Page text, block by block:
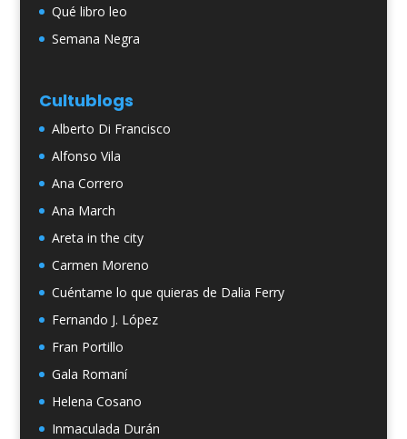
Qué libro leo
Semana Negra
Cultublogs
Alberto Di Francisco
Alfonso Vila
Ana Correro
Ana March
Areta in the city
Carmen Moreno
Cuéntame lo que quieras de Dalia Ferry
Fernando J. López
Fran Portillo
Gala Romaní
Helena Cosano
Inmaculada Durán